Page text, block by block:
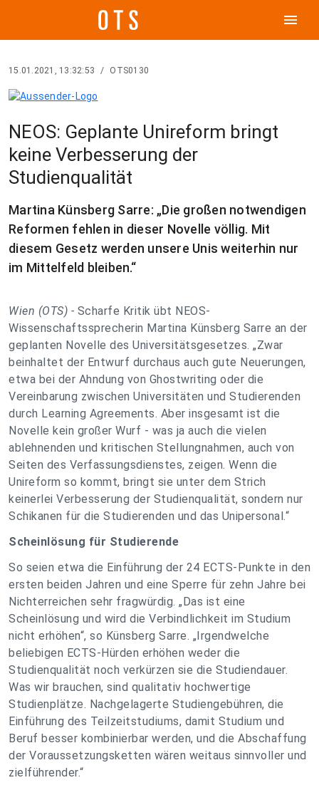
menu
15.01.2021, 13:32:53 / OTS0130
NEOS: Geplante Unireform bringt
keine Verbesserung der
Studienqualität
Martina Künsberg Sarre: „Die großen notwendigen
Reformen fehlen in dieser Novelle völlig. Mit
diesem Gesetz werden unsere Unis weiterhin nur
im Mittelfeld bleiben.“
Wien (OTS) - Scharfe Kritik übt NEOS-
Wissenschaftssprecherin Martina Künsberg Sarre an der
geplanten Novelle des Universitätsgesetzes. „Zwar
beinhaltet der Entwurf durchaus auch gute Neuerungen,
etwa bei der Ahndung von Ghostwriting oder die
Vereinbarung zwischen Universitäten und Studierenden
durch Learning Agreements. Aber insgesamt ist die
Novelle kein großer Wurf - was ja auch die vielen
ablehnenden und kritischen Stellungnahmen, auch von
Seiten des Verfassungsdienstes, zeigen. Wenn die
Unireform so kommt, bringt sie unter dem Strich
keinerlei Verbesserung der Studienqualität, sondern nur
Schikanen für die Studierenden und das Unipersonal.“
Scheinlösung für Studierende
So seien etwa die Einführung der 24 ECTS-Punkte in den
ersten beiden Jahren und eine Sperre für zehn Jahre bei
Nichterreichen sehr fragwürdig. „Das ist eine
Scheinlösung und wird die Verbindlichkeit im Studium
nicht erhöhen“, so Künsberg Sarre. „Irgendwelche
beliebigen ECTS-Hürden erhöhen weder die
Studienqualität noch verkürzen sie die Studiendauer.
Was wir brauchen, sind qualitativ hochwertige
Studienplätze. Nachgelagerte Studiengebühren, die
Einführung des Teilzeitstudiums, damit Studium und
Beruf besser kombinierbar werden, und die Abschaffung
der Voraussetzungsketten wären weitaus sinnvoller und
zielführender.“